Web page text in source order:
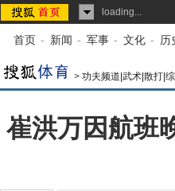
loading...
首页 - 新闻 - 军事 - 文化 - 历
> 功夫频道|武术|散打|
崔洪万因航班